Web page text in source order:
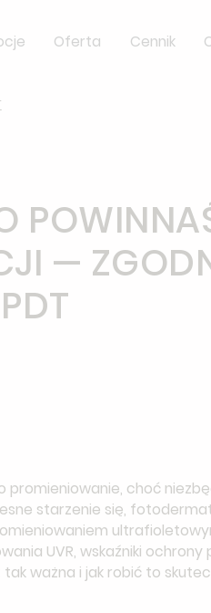
Oferta Cennik
—
choć
starzenie się,
UVR, wskaźniki ochrony
ważna i jak robić to